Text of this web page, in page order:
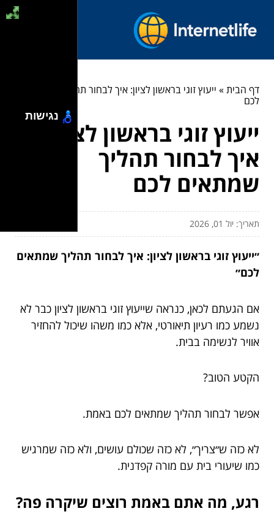
דף הבית» ייעוץ זוגי בראשון לציון: איך לבחור תהליך שמתאים
לכם
ייעוץ זוגי בראשון לציון:
איך לבחור תהליך
שמתאים לכם
תאריך: יול 01, 2026
״ייעוץ זוגי בראשון לציון: איך לבחור תהליך שמתאים
לכם״
אם הגעתם לכאן, כנראה שייעוץ זוגי בראשון לציון כבר לא
נשמע כמו רעיון תיאורטי, אלא כמו משהו שיכול להחזיר
אוויר לנשימה בבית.
הקטע הטוב?
אפשר לבחור תהליך שמתאים לכם באמת.
לא כזה ש״צריך״, לא כזה שכולם עושים, ולא כזה שמרגיש
כמו שיעורי בית עם מורה קפדנית.
רגע, מה אתם באמת רוצים שיקרה פה?
נגישות